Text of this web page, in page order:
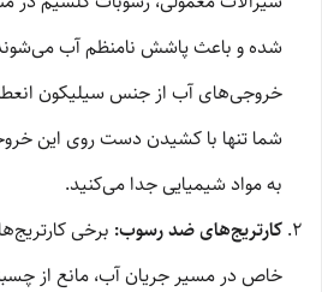
شده و باعث پاشش نامنظم آب
خروجی‌های آب از جنس سیلیکون
شما تنها با کشیدن دست روی این
به مواد شیمیایی جدا می‌کنید.
کارتریج‌های ضد رسوب: برخی
خاص در مسیر جریان آب، مانع از